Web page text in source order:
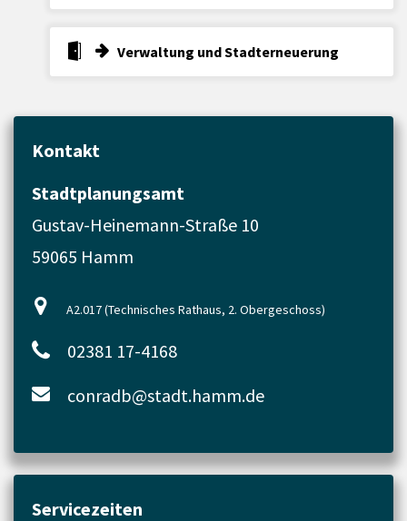
Verwaltung und Stadterneuerung
Kontakt
Stadtplanungsamt
Gustav-Heinemann-Straße 10
59065 Hamm
A2.017 (Technisches Rathaus, 2. Obergeschoss)
02381 17-4168
conradb@stadt.hamm.de
Servicezeiten